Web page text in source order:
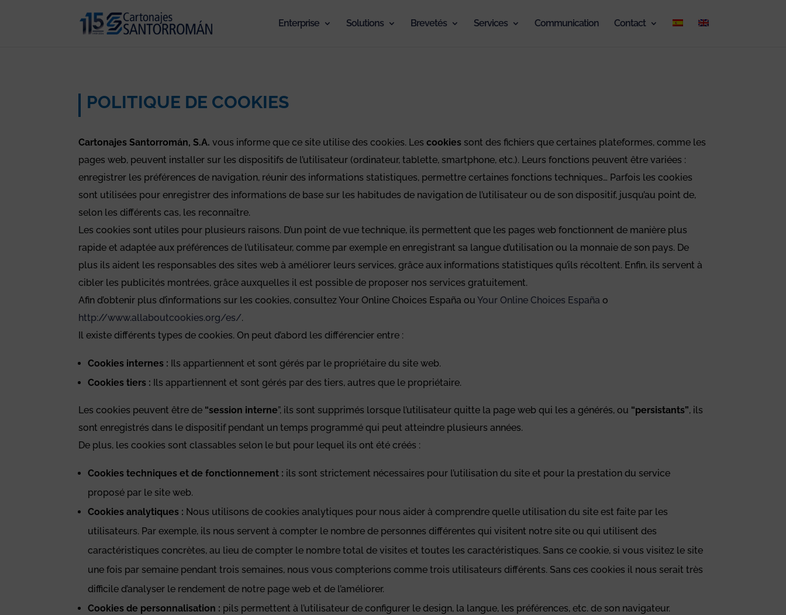
Enterprise Solutions Brevetés Services Communication Contact
POLITIQUE DE COOKIES
Cartonajes Santorromán, S.A. vous informe que ce site utilise des cookies. Lescookies sont des fichiers que certaines plateformes, comme les
pages web, peuvent installer sur les dispositifs de l’utilisateur (ordinateur, tablette, smartphone, etc.). Leurs fonctions peuvent être variées :
enregistrer les préférences de navigation, réunir des informations statistiques, permettre certaines fonctions techniques… Parfois les cookies
sont utilisées pour enregistrer des informations de base sur les habitudes de navigation de l’utilisateur ou de son dispositif, jusqu’au point de,
selon les différents cas, les reconnaître.
Les cookies sont utiles pour plusieurs raisons. D’un point de vue technique, ils permettent que les pages web fonctionnent de manière plus
rapide et adaptée aux préférences de l’utilisateur, comme par exemple en enregistrant sa langue d’utilisation ou la monnaie de son pays. De
plus ils aident les responsables des sites web à améliorer leurs services, grâce aux informations statistiques qu’ils récoltent. Enfin, ils servent à
cibler les publicités montrées, grâce auxquelles il est possible de proposer nos services gratuitement.
Afin d’obtenir plus d’informations sur les cookies, consultez Your Online Choices España ouYour Online Choices España o
http://www.allaboutcookies.org/es/.
Il existe différents types de cookies. On peut d’abord les différencier entre :
Cookies internes : Ils appartiennent et sont gérés par le propriétaire du site web.
Cookies tiers : Ils appartiennent et sont gérés par des tiers, autres que le propriétaire.
Les cookies peuvent être de “session interne”, ils sont supprimés lorsque l’utilisateur quitte la page web qui les a générés, ou “persistants”, ils
sont enregistrés dans le dispositif pendant un temps programmé qui peut atteindre plusieurs années.
De plus, les cookies sont classables selon le but pour lequel ils ont été créés :
Cookies techniques et de fonctionnement : ils sont strictement nécessaires pour l’utilisation du site et pour la prestation du service
proposé par le site web.
Cookies analytiques : Nous utilisons de cookies analytiques pour nous aider à comprendre quelle utilisation du site est faite par les
utilisateurs. Par exemple, ils nous servent à compter le nombre de personnes différentes qui visitent notre site ou qui utilisent des
caractéristiques concrètes, au lieu de compter le nombre total de visites et toutes les caractéristiques. Sans ce cookie, si vous visitez le site
une fois par semaine pendant trois semaines, nous vous compterions comme trois utilisateurs différents. Sans ces cookies il nous serait très
difficile d’analyser le rendement de notre page web et de l’améliorer.
Cookies de personnalisation : pils permettent à l’utilisateur de configurer le design, la langue, les préférences, etc. de son navigateur.